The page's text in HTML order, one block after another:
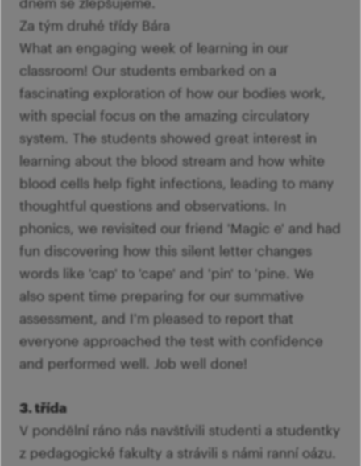
Za tým druhé třídy Bára
What an engaging week of learning in our
classroom! Our students embarked on a
fascinating exploration of how our bodies work,
with special focus on the amazing circulatory
system. The students showed great interest in
learning about the blood stream and how white
blood cells help fight infections, leading to many
thoughtful questions and observations. In
phonics, we revisited our friend 'Magic e' and had
fun discovering how this silent letter changes
words like 'cap' to 'cape' and 'pin' to 'pine. We
also spent time preparing for our summative
assessment, and I'm pleased to report that
everyone approached the test with confidence
and performed well. Job well done!
3. třída
V pondělní ráno nás navštívili studenti a studentky
z pedagogické fakulty a strávili s námi ranní oázu.